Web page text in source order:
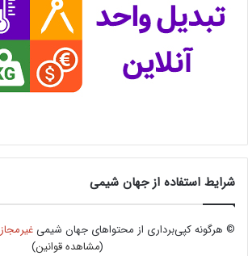
شرایط استفاده از جهان شیمی
© هرگونه کپی‌برداری از محتواهای جهان شیمیغیرمجاز
(مشاهده قوانین)